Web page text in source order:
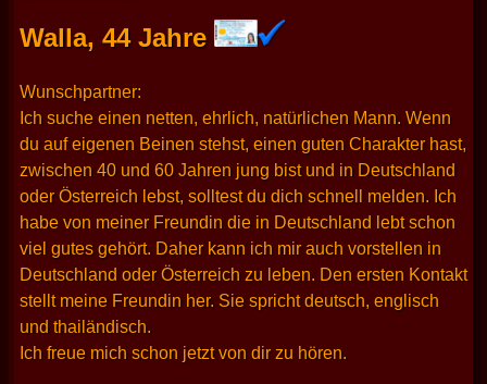
Walla, 44 Jahre
Wunschpartner:
Ich suche einen netten, ehrlich, natürlichen Mann. Wenn
du auf eigenen Beinen stehst, einen guten Charakter hast,
zwischen 40 und 60 Jahren jung bist und in Deutschland
oder Österreich lebst, solltest du dich schnell melden. Ich
habe von meiner Freundin die in Deutschland lebt schon
viel gutes gehört. Daher kann ich mir auch vorstellen in
Deutschland oder Österreich zu leben. Den ersten Kontakt
stellt meine Freundin her. Sie spricht deutsch, englisch
und thailändisch.
Ich freue mich schon jetzt von dir zu hören.